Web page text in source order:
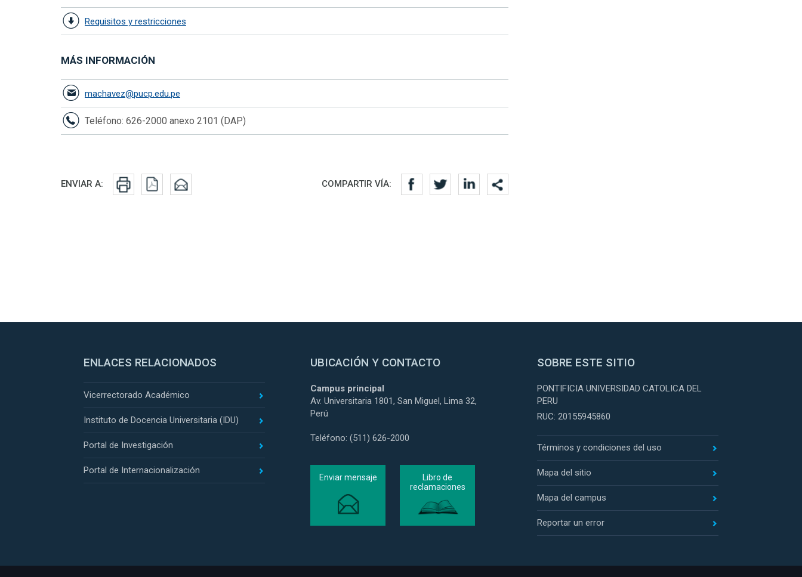
Requisitos y restricciones
MÁS INFORMACIÓN
machavez@pucp.edu.pe
Teléfono: 626-2000 anexo 2101 (DAP)
Redes sociales
ENVIAR A: COMPARTIR VÍA:
ENLACES RELACIONADOS
Vicerrectorado Académico
Instituto de Docencia Universitaria (IDU)
Portal de Investigación
Portal de Internacionalización
UBICACIÓN Y CONTACTO
Campus principal
Av. Universitaria 1801, San Miguel, Lima 32,
Perú
Teléfono: (511) 626-2000
Enviar mensaje
Libro de
reclamaciones
SOBRE ESTE SITIO
PONTIFICIA UNIVERSIDAD CATOLICA DEL
PERU
RUC: 20155945860
Términos y condiciones del uso
Mapa del sitio
Mapa del campus
Reportar un error